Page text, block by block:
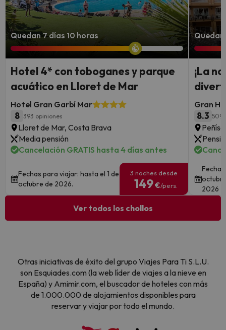
Quedan 7 días 10 horas
Hotel 4* con toboganes y parque
acuático en Lloret de Mar
Hotel Gran Garbí Mar
8 393 opiniones
Lloret de Mar, Costa Brava
Media pensión
Cancelación GRATIS hasta 4 días antes
Fechas para viajar: hasta el 1 de
octubre de 2026.
3 noches desde
149€/pers.
Quedan
¡La
Gran
8.3
2026
Ver todos los chollos
Otras iniciativas de éxito del grupo Viajes Para Ti S.L.U.
son Esquiades.com (la web líder de viajes a la nieve en
España) y Amimir.com, el buscador de hoteles con más
de 1.000.000 de alojamientos disponibles para
reservar y viajar por todo el mundo.